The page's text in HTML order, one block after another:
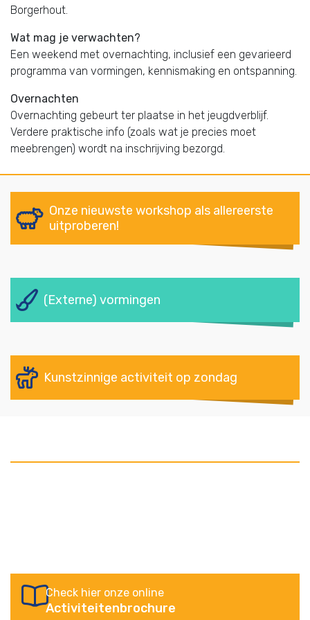
Borgerhout.
Wat mag je verwachten?
Een weekend met overnachting, inclusief een gevarieerd
programma van vormingen, kennismaking en ontspanning.
Overnachten
Overnachting gebeurt ter plaatse in het jeugdverblijf.
Verdere praktische info (zoals wat je precies moet
meebrengen) wordt na inschrijving bezorgd.
Onze nieuwste workshop als allereerste
uitproberen!
(Externe) vormingen
Kunstzinnige activiteit op zondag
Check hier onze online
Activiteitenbrochure